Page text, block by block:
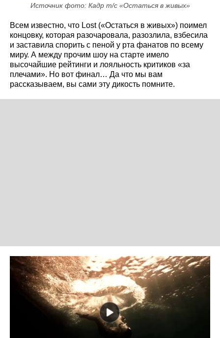
Источник фото: Кадр т/с «Остаться в живых»
Всем известно, что Lost («Остаться в живых») поимел
концовку, которая разочаровала, разозлила, взбесила
и заставила спорить с пеной у рта фанатов по всему
миру. А между прочим шоу на старте имело
высочайшие рейтинги и лояльность критиков «за
плечами». Но вот финал… Да что мы вам
рассказываем, вы сами эту дикость помните.